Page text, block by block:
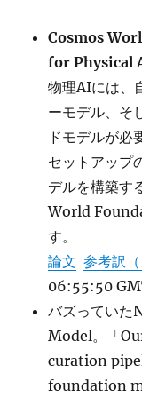
Cosmos
for Physical
物理AIには、
ーモデル、そ
ドモデルが必
セットアップ
デルを構築す
World
す。
論文 参考訳（
06:55:50
バズってい
Model。「
curation
foundation